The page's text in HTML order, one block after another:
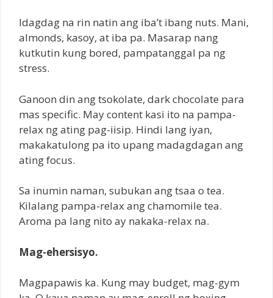
Idagdag na rin natin ang iba’t ibang nuts. Mani,
almonds, kasoy, at iba pa. Masarap nang
kutkutin kung bored, pampatanggal pa ng
stress.
Ganoon din ang tsokolate, dark chocolate para
mas specific. May content kasi ito na pampa-
relax ng ating pag-iisip. Hindi lang iyan,
makakatulong pa ito upang madagdagan ang
ating focus.
Sa inumin naman, subukan ang tsaa o tea.
Kilalang pampa-relax ang chamomile tea.
Aroma pa lang nito ay nakaka-relax na.
Mag-ehersisyo.
Magpapawis ka. Kung may budget, mag-gym